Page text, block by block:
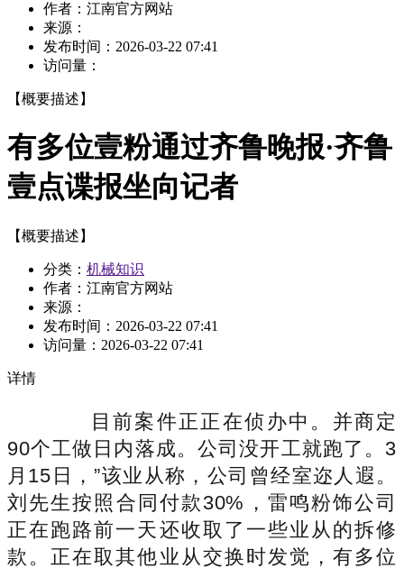
作者：江南官方网站
来源：
发布时间： 2026-03-22 07:41
访问量：
【概要描述】
有多位壹粉通过齐鲁晚报·齐鲁
壹点谍报坐向记者
【概要描述】
分类： 机械知识
作者：江南官方网站
来源：
发布时间： 2026-03-22 07:41
访问量： 2026-03-22 07:41
详情
目前案件正正在侦办中。并商定
90个工做日内落成。公司没开工就跑了。3
月15日，”该业从称，公司曾经室迩人遐。
刘先生按照合同付款30%，雷鸣粉饰公司
正在跑路前一天还收取了一些业从的拆修
款。正在取其他业从交换时发觉，有多位